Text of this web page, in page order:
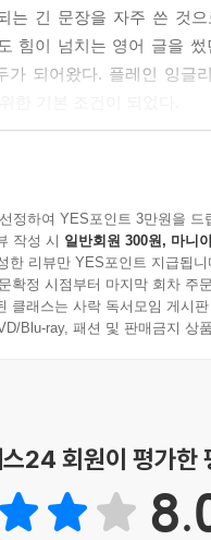
뿐만 아니라 토익과 토플
표가 되었다. 그러면서 한
되었을까? 우리가 영어
한 번 확인했기 때문이다.
들이 당신이야 영어 박사
아니라고 말할 때 그 말
이제는 누구나 자기 능력
왜 영어가 우리의 시간과
만해도 영어가 세계의 공
용되는 언어로 남아있을
다. 또한 영어는 유엔뿐만
무나 보편화되어서 이제
영어를 한다고 자랑을
은 이해하지 못할 수도 있
어 공부가 아니라 비원어
이다. 비원어민 위주로
운 영어를 써서 당신에게
방법 등에 대해서 이 책
는 긴 문장을 자주 쓴 것
힘이 넘치는 영어 글을
가 되어왔다. 플레인 잉글
쉬운 영어로 발표 내용을
게 토의하는 경우를 보
이 꼭 한 번 되새겨 보아
가 되리라 확신하며, 『플
정하여 YES포인트 3만원을 드
작성 시 일반회원 300원, 마니
한 리뷰만 YES포인트 지급됩니
확정 시점부터 마지막 회차 주
클래스는 사락 독서모임 게시
Blu-ray, 패션 및 판매금지 상
24 회원이 평가한